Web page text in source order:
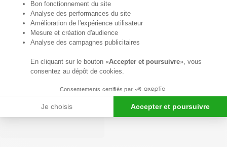
votre
conseiller
Du lundi au vendredi de
8h30 à 12h30 et de
13h30 à 18h
Ou contactez-nous sur
notre formulaire de
de contact
Bon fonctionnement du site
Analyse des performances du site
Amélioration de l'expérience utilisateur
Mesure et création d'audience
Analyse des campagnes publicitaires
En cliquant sur le bouton «Accepter et poursuivre», vous
consentez au dépôt de cookies.
Consentements certifiés par
Je choisis Accepter et poursuivre